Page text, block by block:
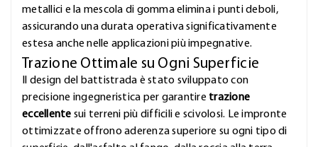
metallici e la mescola di gomma elimina i punti deboli,
assicurando una durata operativa significativamente
estesa anche nelle applicazioni più impegnative.
Trazione Ottimale su Ogni Superficie
Il design del battistrada è stato sviluppato con
precisione ingegneristica per garantire trazione
eccellente sui terreni più difficili e scivolosi. Le impronte
ottimizzate offrono aderenza superiore su ogni tipo di